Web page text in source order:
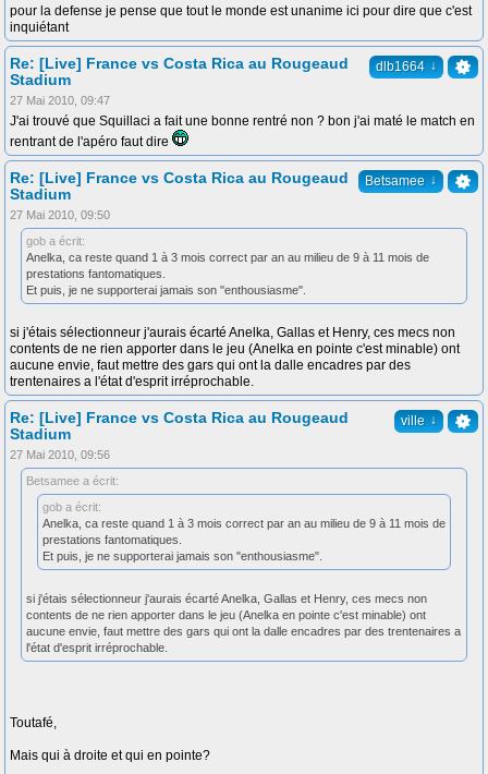
pour la defense je pense que tout le monde est unanime ici pour dire que c'est
inquiétant
dlb1664 ↓
Re: [Live] France vs Costa Rica au Rougeaud
Stadium
27 Mai 2010, 09:47
J'ai trouvé que Squillaci a fait une bonne rentré non ? bon j'ai maté le match en
rentrant de l'apéro faut dire
Betsamee ↓
Re: [Live] France vs Costa Rica au Rougeaud
Stadium
27 Mai 2010, 09:50
gob a écrit:
Anelka, ca reste quand 1 à 3 mois correct par an au milieu de 9 à 11 mois de
prestations fantomatiques.
Et puis, je ne supporterai jamais son "enthousiasme".
si j'étais sélectionneur j'aurais écarté Anelka, Gallas et Henry, ces mecs non
contents de ne rien apporter dans le jeu (Anelka en pointe c'est minable) ont
aucune envie, faut mettre des gars qui ont la dalle encadres par des
trentenaires a l'état d'esprit irréprochable.
ville ↓
Re: [Live] France vs Costa Rica au Rougeaud
Stadium
27 Mai 2010, 09:56
Betsamee a écrit:
gob a écrit:
Anelka, ca reste quand 1 à 3 mois correct par an au milieu de 9 à 11 mois de
prestations fantomatiques.
Et puis, je ne supporterai jamais son "enthousiasme".
si j'étais sélectionneur j'aurais écarté Anelka, Gallas et Henry, ces mecs non
contents de ne rien apporter dans le jeu (Anelka en pointe c'est minable) ont
aucune envie, faut mettre des gars qui ont la dalle encadres par des trentenaires a
l'état d'esprit irréprochable.
Toutafé,
Mais qui à droite et qui en pointe?